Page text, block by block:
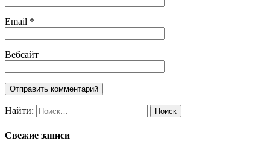
Email *
Вебсайт
Найти:
Свежие записи